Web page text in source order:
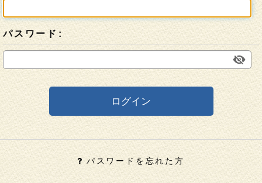
パスワード :
ログイン
パスワードを忘れた方